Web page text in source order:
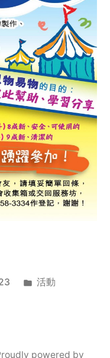
Posted
活動
powered by